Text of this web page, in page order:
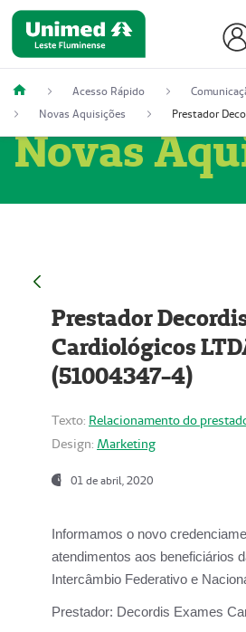
Acesso Rápido
Novas Aquisições
Novas
Prestador
Cardiológicos
(51004347-4)
Texto: Relacionamento do
Design: Marketing
01 de abril, 2020
Informamos o novo
atendimentos aos beneficiários
Intercâmbio Federativo e
Prestador: Decordis Exames